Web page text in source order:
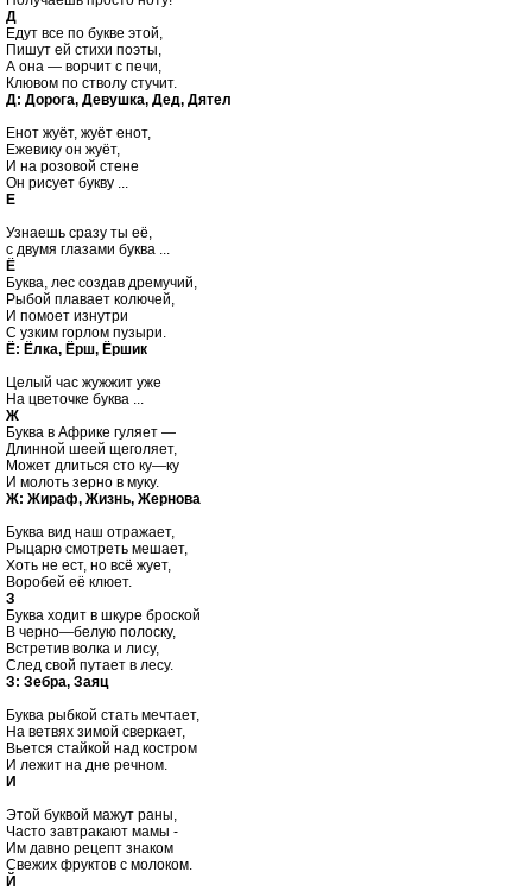
Д
Едут все по букве этой,
Пишут ей стихи поэты,
А она — ворчит с печи,
Д: Дорога, Девушка, Дед, Дятел
Енот жуёт, жуёт енот,
Ежевику он жуёт,
И на розовой стене
Е
Узнаешь сразу ты её,
Ё
Буква, лес создав дремучий,
Рыбой плавает колючей,
И помоет изнутри
Ё: Ёлка, Ёрш, Ёршик
Целый час жужжит уже
Ж
Буква в Африке гуляет —
Длинной шеей щеголяет,
Может длиться сто ку—ку
Ж: Жираф, Жизнь, Жернова
Буква вид наш отражает,
Рыцарю смотреть мешает,
Хоть не ест, но всё жует,
З
Буква ходит в шкуре броской
В черно—белую полоску,
Встретив волка и лису,
З: Зебра, Заяц
Буква рыбкой стать мечтает,
На ветвях зимой сверкает,
Вьется стайкой над костром
И
Этой буквой мажут раны,
Часто завтракают мамы -
Им давно рецепт знаком
Й